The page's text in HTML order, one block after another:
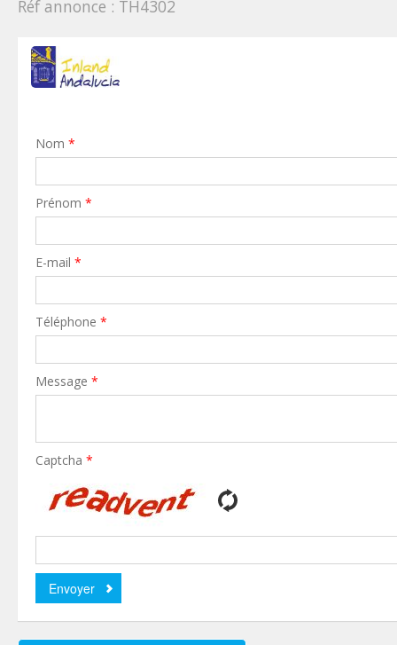
Réf annonce : TH4302
Nom *
Prénom *
E-mail *
Téléphone *
Message *
Captcha *